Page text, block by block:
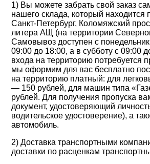
1) Вы можете забрать свой заказ
нашего склада, который находится
Санкт-Петербург, Коломяжский
литера АЩ (на территории
Самовывоз доступен с
09:00 до 18:00, а в субботу с 09:00
входа на территорию потребуется
мы оформим для вас бесплатно
на территорию платный: для
— 150 рублей, для машин типа
рублей. Для получения пропуска
документ, удостоверяющий
водительское удостоверение), а
автомобиль.
2) Доставка транспортными
доставки по расценкам